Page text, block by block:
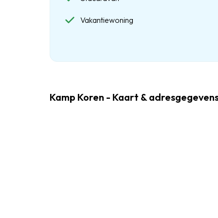
Vakantiewoning
Kamp Koren - Kaart &